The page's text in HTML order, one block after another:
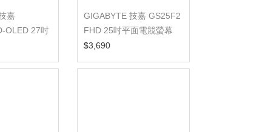
嘉
OLED 27吋
GIGABYTE 技嘉 GS25F2
FHD 25吋平面電競螢幕
$3,690